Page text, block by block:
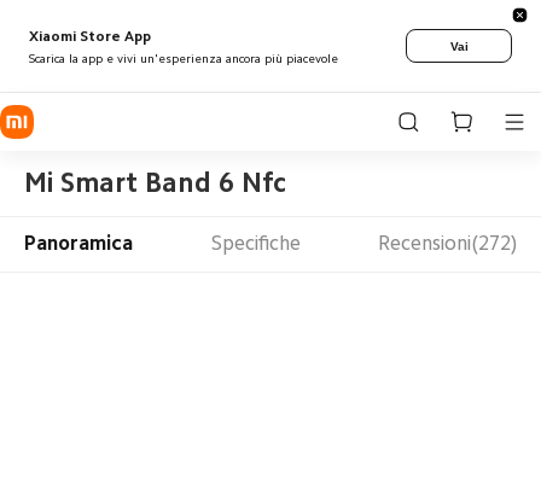
Xiaomi Store App
Scarica la app e vivi un'esperienza ancora più piacevole
Vai
Mi Smart Band 6 Nfc
Panoramica Specifiche Recensioni(272)